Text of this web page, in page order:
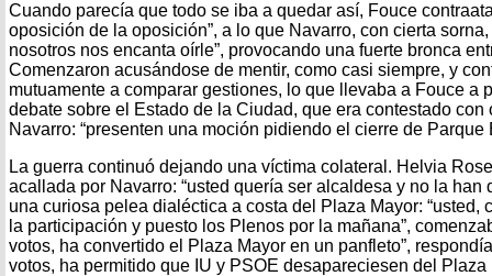
Cuando parecía que todo se iba a quedar así, Fouce
oposición de la oposición”, a lo que Navarro, con cierta
nosotros nos encanta oírle”, provocando una fuerte bronca
Comenzaron acusándose de mentir, como casi siempre, y
mutuamente a comparar gestiones, lo que llevaba a Fouce a
debate sobre el Estado de la Ciudad, que era contestado con
Navarro: “presenten una moción pidiendo el cierre de Parque
La guerra continuó dejando una víctima colateral. Helvia
acallada por Navarro: “usted quería ser alcaldesa y no la han
una curiosa pelea dialéctica a costa del Plaza Mayor: “usted,
la participación y puesto los Plenos por la mañana”,
votos, ha convertido el Plaza Mayor en un panfleto”,
votos, ha permitido que IU y PSOE desapareciesen del Plaza